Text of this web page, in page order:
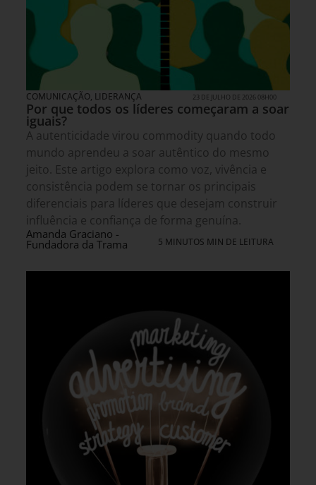
COMUNICAÇÃO, LIDERANÇA 23 DE JULHO DE 2026 08H00
Por que todos os líderes começaram a soar
iguais?
A autenticidade virou commodity quando todo
mundo aprendeu a soar autêntico do mesmo
jeito. Este artigo explora como voz, vivência e
consistência podem se tornar os principais
diferenciais para líderes que desejam construir
influência e confiança de forma genuína.
Amanda Graciano -
Fundadora da Trama 5 MINUTOS MIN DE LEITURA